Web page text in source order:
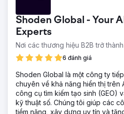
Chuyển đến
Shoden Global - Your
Experts
Nơi các thương hiệu B2B trở
6 đánh giá
Shoden Global là một công ty
chuyên về khả năng hiển thị trên
công cụ tìm kiếm tạo sinh (GEO)
kỹ thuật số. Chúng tôi giúp các
tiềm năng, xây dựng uy tín và